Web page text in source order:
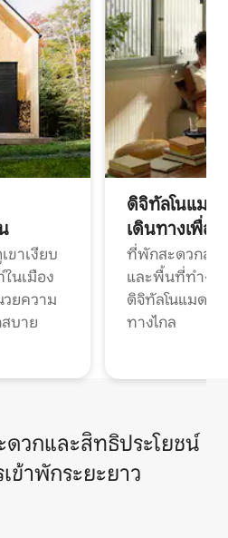
ขาเงียบ
นเมือง
ยความ
บาย
ดิจิทัลโนแมด
เดินทางเพื่อ
ที่พักสะดวกสบ
และพื้นที่ทำงา
ดิจิทัลโนแมดแ
ทางไกล
วกและสิทธิประโยชน์
ข้าพักระยะยาว